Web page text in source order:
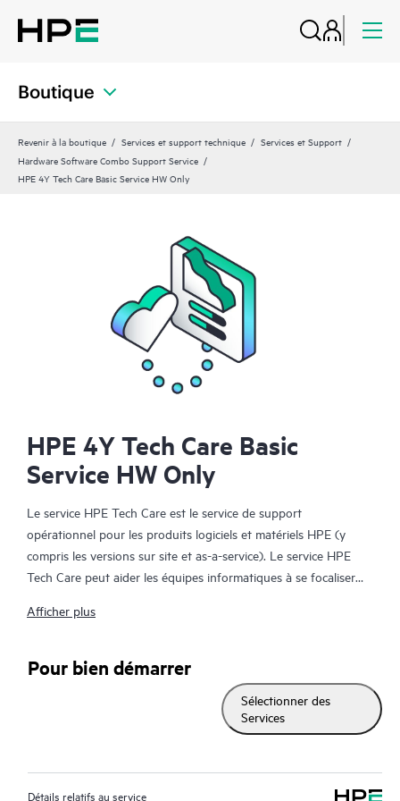
Boutique
Revenir à la boutique Services et support technique
Services et Support
Hardware Software Combo Support Service
HPE 4Y Tech Care Basic Service HW Only
HPE 4Y Tech Care Basic
Service HW Only
Le service HPE Tech Care est le service de support
opérationnel pour les produits logiciels et matériels HPE (y
compris les versions sur site et as-a-service). Le service HPE
Tech Care peut aider les équipes informatiques à se focaliser
chercher proactivement de meilleures méthodes de travail,
Le service HPE Tech Care établit un accès direct à des
spécialistes produit et fournit des conseils techniques généraux,
qui aideront les Clients à réduire les risques et à trouver des
Tech Care peuvent accéder au support via différents canaux :
téléphone, infrastructure de messagerie instantanée en temps
Afficher plus
Pour bien démarrer
Sélectionner des
Services
Détails relatifs au service